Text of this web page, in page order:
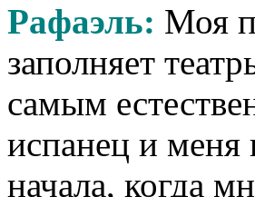
Рафаэль: Моя
заполняет
самым
испанец и меня
начала, когда